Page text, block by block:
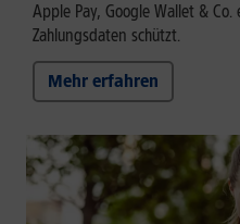
Apple Pay, Google Wallet &
Zahlungsdaten schützt.
Mehr erfahren